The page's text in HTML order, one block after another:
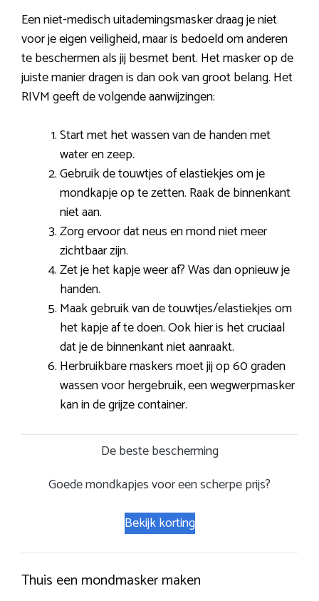
Een niet-medisch uitademingsmasker draag je niet
voor je eigen veiligheid, maar is bedoeld om anderen
te beschermen als jij besmet bent. Het masker op de
juiste manier dragen is dan ook van groot belang. Het
RIVM geeft de volgende aanwijzingen:
Start met het wassen van de handen met
water en zeep.
Gebruik de touwtjes of elastiekjes om je
mondkapje op te zetten. Raak de binnenkant
niet aan.
Zorg ervoor dat neus en mond niet meer
zichtbaar zijn.
Zet je het kapje weer af? Was dan opnieuw je
handen.
Maak gebruik van de touwtjes/elastiekjes om
het kapje af te doen. Ook hier is het cruciaal
dat je de binnenkant niet aanraakt.
Herbruikbare maskers moet jij op 60 graden
wassen voor hergebruik, een wegwerpmasker
kan in de grijze container.
De beste bescherming
Goede mondkapjes voor een scherpe prijs?
Bekijk korting
Thuis een mondmasker maken